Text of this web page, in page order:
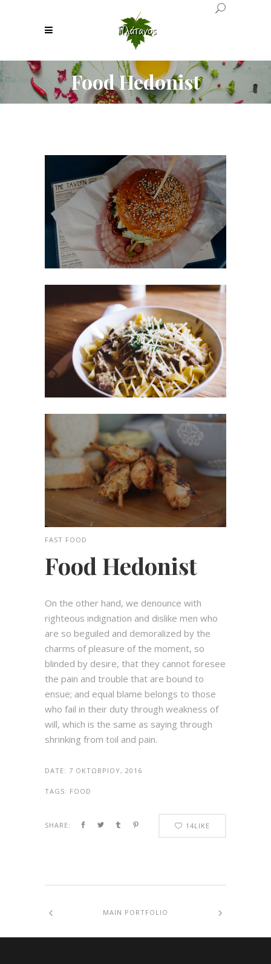
Food Hedonist
FAST FOOD
Food Hedonist
On the other hand, we denounce with
righteous indignation and dislike men who
are so beguiled and demoralized by the
charms of pleasure of the moment, so
blinded by desire, that they cannot foresee
the pain and trouble that are bound to
ensue; and equal blame belongs to those
who fail in their duty through weakness of
will, which is the same as saying through
shrinking from toil and pain.
DATE: 7 ΟΚΤΩΒΡΊΟΥ, 2016
TAGS: FOOD
SHARE: 14LIKE
MAIN PORTFOLIO